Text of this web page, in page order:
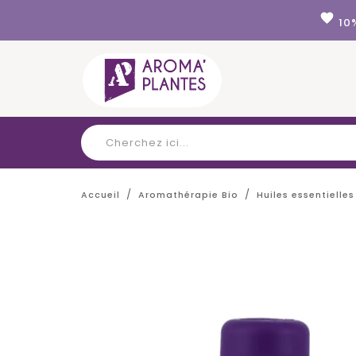
favorite
Accueil Aromathérapie Bio Huiles essentielles